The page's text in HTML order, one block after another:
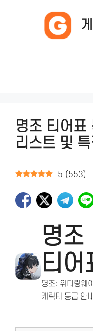
명조 티어표
리스트 및
5 ( 553)
명조
티어
명조: 위더링웨
캐릭터 등급 안내